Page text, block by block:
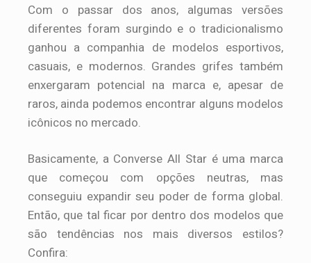
Com o passar dos anos, algumas versões
diferentes foram surgindo e o tradicionalismo
ganhou a companhia de modelos esportivos,
casuais, e modernos. Grandes grifes também
enxergaram potencial na marca e, apesar de
raros, ainda podemos encontrar alguns modelos
icônicos no mercado.
Basicamente, a Converse All Star é uma marca
que começou com opções neutras, mas
conseguiu expandir seu poder de forma global.
Então, que tal ficar por dentro dos modelos que
são tendências nos mais diversos estilos?
Confira: